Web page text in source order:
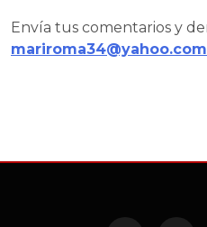
Envía tus comentarios y